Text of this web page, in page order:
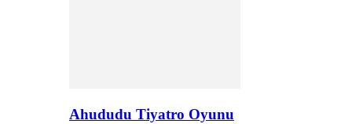
Ahududu Tiyatro Oyunu